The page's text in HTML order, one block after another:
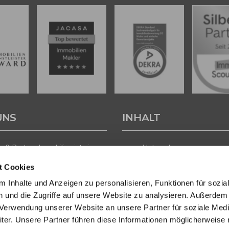
Cookies
Inhalte und Anzeigen zu personalisieren, Funktionen für
und die Zugriffe auf unsere Website zu analysieren. Außerdem
unserer Website an unsere Partner für soziale
Unsere Partner führen diese Informationen möglicherweise
& Partner Immobilien ist ein
in der Heidelberg,
Wiesbaden. Unser Team
und -kaufleuten
Eigentümern, Investoren
INHALT
Unternehmen
Regionen
Aktuelles
Kontakt